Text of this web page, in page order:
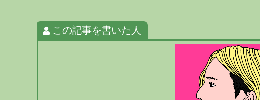
この記事を書いた人